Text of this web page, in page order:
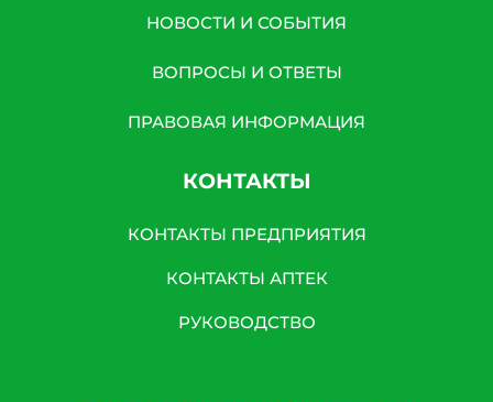
НОВОСТИ И СОБЫТИЯ
ВОПРОСЫ И ОТВЕТЫ
ПРАВОВАЯ ИНФОРМАЦИЯ
КОНТАКТЫ
КОНТАКТЫ ПРЕДПРИЯТИЯ
КОНТАКТЫ АПТЕК
РУКОВОДСТВО